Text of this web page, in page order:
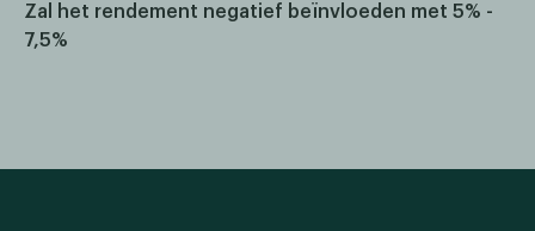
Zal het rendement negatief beïnvloeden met 5% -
7,5%